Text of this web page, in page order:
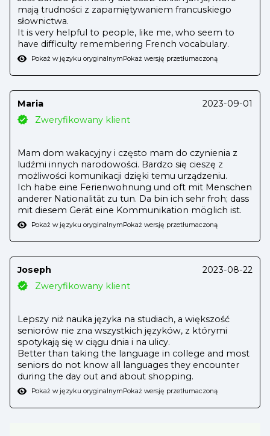
mają trudności z zapamiętywaniem francuskiego
słownictwa.
It is very helpful to people, like me, who seem to
have difficulty remembering French vocabulary.
Pokaż w języku oryginalnymPokaż wersję przetłumaczoną
Maria
2023-09-01
Zweryfikowany klient
Mam dom wakacyjny i często mam do czynienia z
ludźmi innych narodowości. Bardzo się cieszę z
możliwości komunikacji dzięki temu urządzeniu.
Ich habe eine Ferienwohnung und oft mit Menschen
anderer Nationalität zu tun. Da bin ich sehr froh; dass
mit diesem Gerät eine Kommunikation möglich ist.
Pokaż w języku oryginalnymPokaż wersję przetłumaczoną
Joseph
2023-08-22
Zweryfikowany klient
Lepszy niż nauka języka na studiach, a większość
seniorów nie zna wszystkich języków, z którymi
spotykają się w ciągu dnia i na ulicy.
Better than taking the language in college and most
seniors do not know all languages they encounter
during the day out and about shopping.
Pokaż w języku oryginalnymPokaż wersję przetłumaczoną